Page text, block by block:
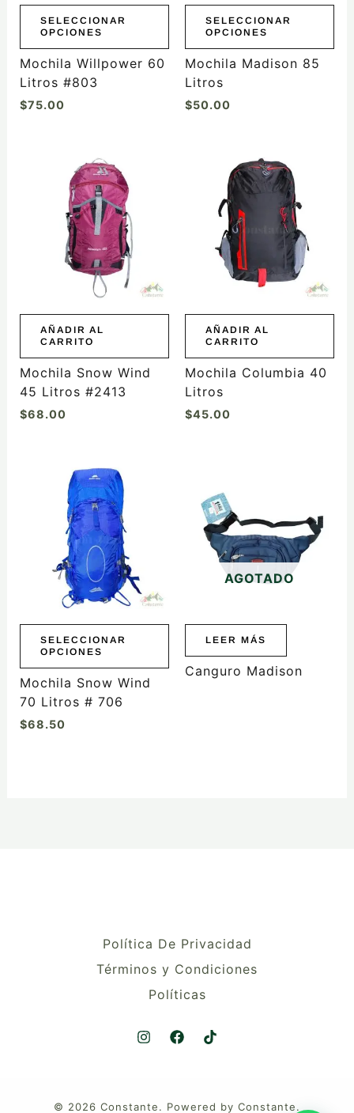
SELECCIONAR
OPCIONES
elegir
la
página
producto
Mochila Willpower 60
Litros #803
$75.00
SELECCIONAR
OPCIONES
elegir
la
página
producto
Mochila Madison 85
Litros
$50.00
AÑADIR AL
CARRITO
Mochila Snow Wind
45 Litros #2413
$68.00
AÑADIR AL
CARRITO
Mochila Columbia 40
Litros
$45.00
SELECCIONAR
OPCIONES
producto
múltiples
variantes.
opciones
elegir
la
página
producto
Mochila Snow Wind
70 Litros # 706
$68.50
AGOTADO
LEER MÁS
Canguro Madison
Política De Privacidad
Términos y Condiciones
Políticas
© 2026 Constante. Powered by Constante.